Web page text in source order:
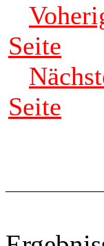
Seite
Seite